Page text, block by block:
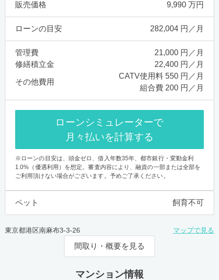
販売価格 9,990 万円
ローンの目安 282,004 円／月
管理費
21,000 円／月
修繕積立金
22,400 円／月
その他費用
CATV使用料 550 円／月
組合費 200 円／月
ローンシミュレーターで
月々払いを計算する
※ローンの目安は、頭金ゼロ、借入年数35年、都市銀行・変動金利
1.0%（優遇利用）を想定。審査内容により、融資の一部または全部を
ご利用頂けない場合がございます。予めご了承ください。
ペット 飼育不可
東京都港区南麻布3-3-26 マップで見る
間取り・概要を見る
マンション情報